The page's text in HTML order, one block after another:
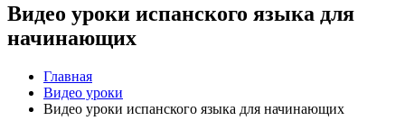
Видео уроки испанского языка для
начинающих
Главная
Видео уроки
Видео уроки испанского языка для начинающих